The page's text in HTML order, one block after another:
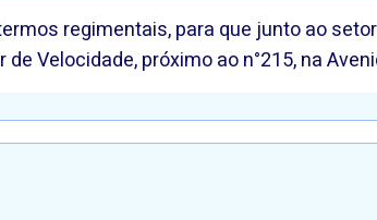
regimentais, para que junto ao
Velocidade, próximo ao n°215, na